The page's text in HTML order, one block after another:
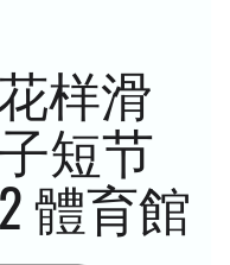
样滑
短节
體育館